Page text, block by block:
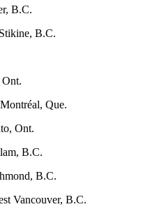
B.C.
B.C.
Que.
Ont.
B.C.
B.C.
Vancouver, B.C.